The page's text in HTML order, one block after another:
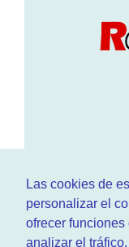
Las cookies de
personalizar el
ofrecer
analizar el
En
larenovación
actualidad